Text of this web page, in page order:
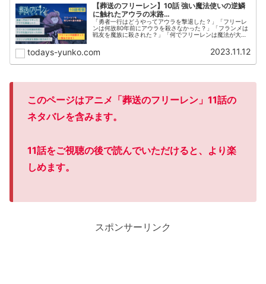
【葬送のフリーレン】10話 強い魔法使いの逆鱗
に触れたアウラの末路…
「勇者一行はどうやってアウラを撃退した？」「フリーレ
ンは何故80年前にアウラを殺さなかった？」「フランメは
戦友を魔族に殺された？」「何でフリーレンは魔法が大好
todays-yunko.com 2023.11.12
このページはアニメ「葬送のフリーレン」11話の
ネタバレを含みます。
11話をご視聴の後で読んでいただけると、より楽
しめます。
スポンサーリンク